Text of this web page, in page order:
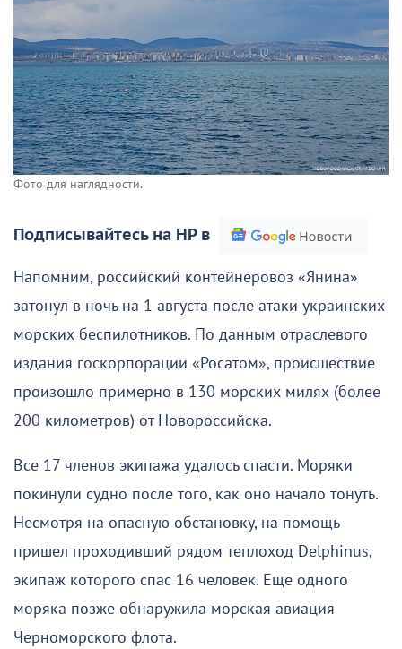
Фото для наглядности.
Подписывайтесь на НР в
Напомним, российский контейнеровоз «Янина»
затонул в ночь на 1 августа после атаки украинских
морских беспилотников. По данным отраслевого
издания госкорпорации «Росатом», происшествие
произошло примерно в 130 морских милях (более
200 километров) от Новороссийска.
Все 17 членов экипажа удалось спасти. Моряки
покинули судно после того, как оно начало тонуть.
Несмотря на опасную обстановку, на помощь
пришел проходивший рядом теплоход Delphinus,
экипаж которого спас 16 человек. Еще одного
моряка позже обнаружила морская авиация
Черноморского флота.